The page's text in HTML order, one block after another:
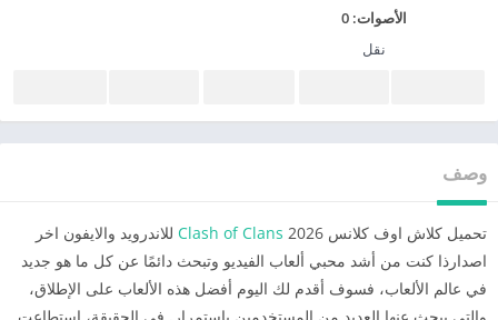
الأصوات:0
نقل
وصف
تحميل كلاش اوف كلانس 2026 Clash of Clans للاندرويد والايفون اخر
اصدارذا كنت من أشد محبي ألعاب الفيديو وتبحث دائمًا عن كل ما هو جديد
في عالم الألعاب، فسوف أقدم لك اليوم أفضل هذه الألعاب على الإطلاق،
والتي يبحث عنها العديد من المستخدمين باستمرار. في الحقيقة، استطاعت